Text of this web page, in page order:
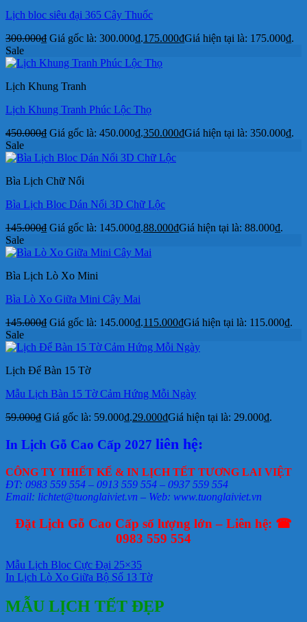
Lịch bloc siêu đại 365 Cây Thuốc
300.000₫ Giá gốc là: 300.000₫.175.000₫Giá hiện tại là: 175.000₫.
Sale
Lịch Khung Tranh
Lịch Khung Tranh Phúc Lộc Thọ
450.000₫ Giá gốc là: 450.000₫.350.000₫Giá hiện tại là: 350.000₫.
Sale
Bìa Lịch Chữ Nổi
Bìa Lịch Bloc Dán Nổi 3D Chữ Lộc
145.000₫ Giá gốc là: 145.000₫.88.000₫Giá hiện tại là: 88.000₫.
Sale
Bìa Lịch Lò Xo Mini
Bìa Lò Xo Giữa Mini Cây Mai
145.000₫ Giá gốc là: 145.000₫.115.000₫Giá hiện tại là: 115.000₫.
Sale
Lịch Để Bàn 15 Tờ
Mẫu Lịch Bàn 15 Tờ Cảm Hứng Mỗi Ngày
59.000₫ Giá gốc là: 59.000₫.29.000₫Giá hiện tại là: 29.000₫.
In Lịch Gỗ Cao Cấp 2027 liên hệ:
CÔNG TY THIẾT KẾ & IN LỊCH TẾT TƯƠNG LAI VIỆT
ĐT: 0983 559 554 – 0913 559 554 – 0937 559 554
Email: lichtet@tuonglaiviet.vn – Web: www.tuonglaiviet.vn
Đặt Lịch Gỗ Cao Cấp số lượng lớn – Liên hệ: ☎
0983 559 554
Mẫu Lịch Bloc Cực Đại 25×35
In Lịch Lò Xo Giữa Bộ Số 13 Tờ
MẪU LỊCH TẾT ĐẸP